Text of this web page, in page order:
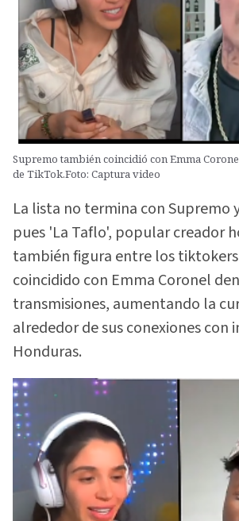
Supremo también coincidió con Emma
de TikTok.Foto: Captura video
La lista no termina con Supremo
pues 'La Taflo', popular creador
también figura entre los
coincidido con Emma Coronel
transmisiones, aumentando la
alrededor de sus conexiones con
Honduras.